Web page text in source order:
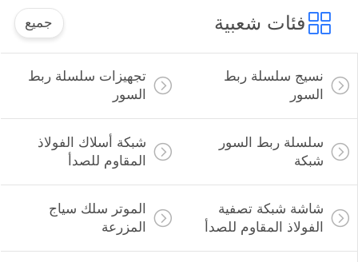
فئات شعبية جميع
نسيج سلسلة ربط
السور
تجهيزات سلسلة ربط
السور
سلسلة ربط السور
شبكة
شبكة أسلاك الفولاذ
المقاوم للصدأ
شاشة شبكة تصفية
الفولاذ المقاوم للصدأ
الموتر سلك سياج
المزرعة